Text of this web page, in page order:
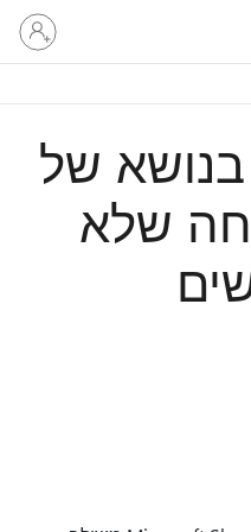
היכנס
לחשבון
שלך
בנושא של
שלא